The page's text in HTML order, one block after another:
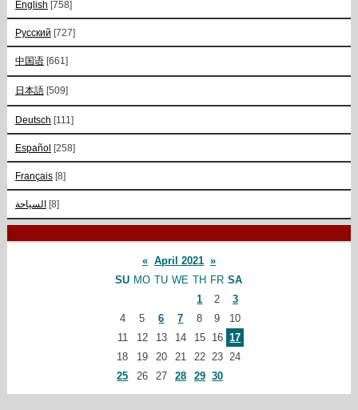
English [758]
Русский [727]
中国语 [661]
日本語 [509]
Deutsch [111]
Español [258]
Français [8]
السياحة [8]
« April 2021 »
SU MO TU WE TH FR SA
1
2
3
4
5 6 7 8 9
10
11
12 13 14 15 16 17
18
19 20 21 22 23 24
25
26 27 28 29 30